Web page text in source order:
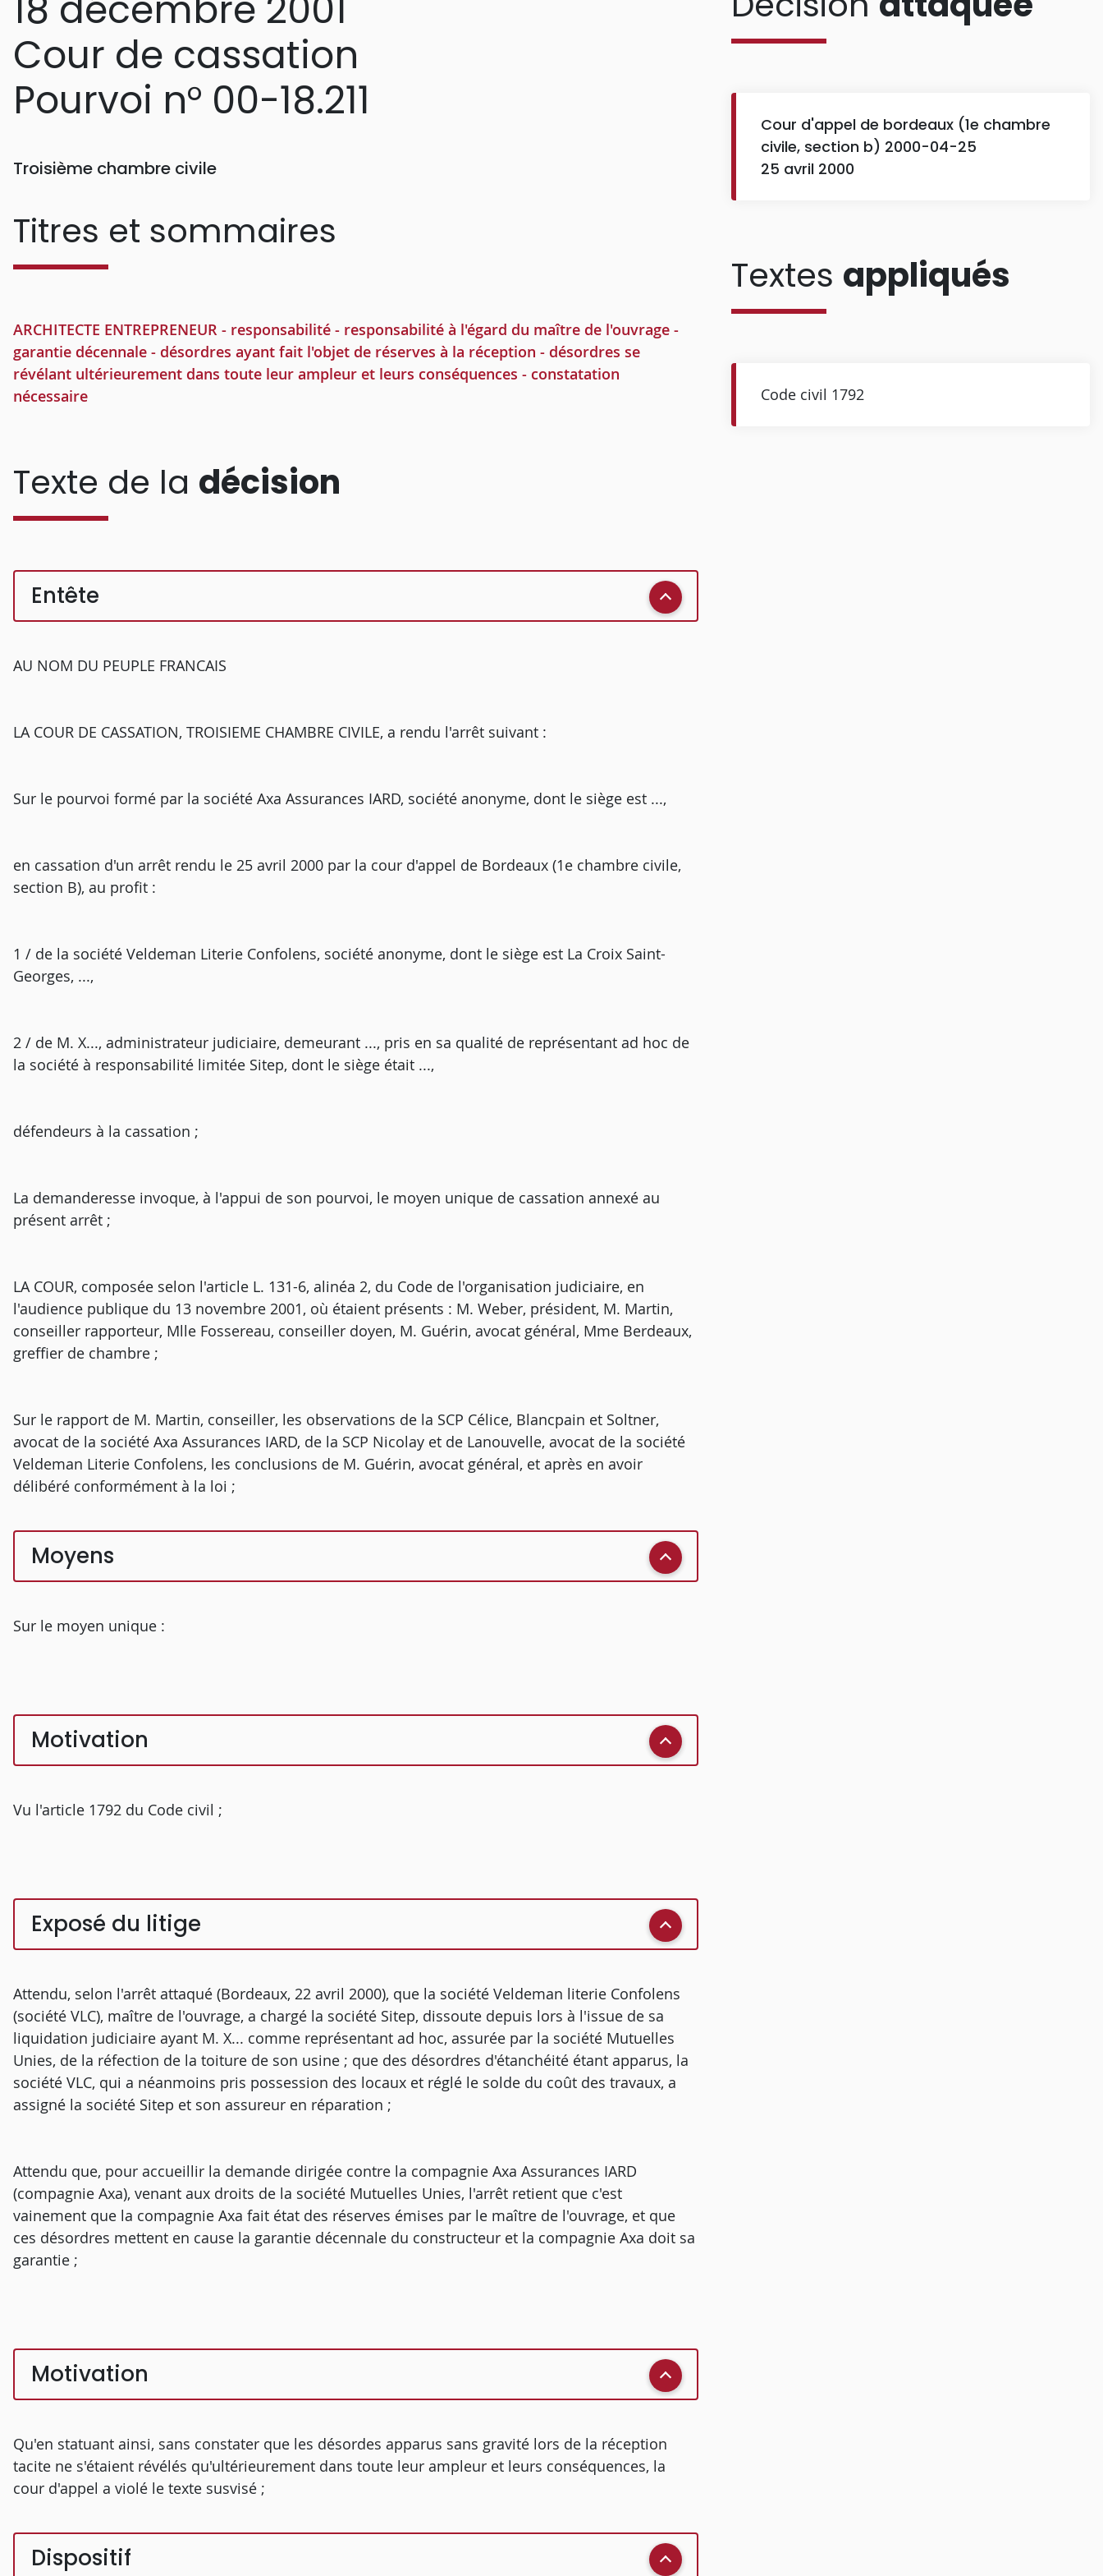
Cour de cassation
Pourvoi n° 00-18.211
Troisième chambre civile
Titres et sommaires
ARCHITECTE ENTREPRENEUR - responsabilité - responsabilité à l'égard du maître de l'ouvrage -
garantie décennale - désordres ayant fait l'objet de réserves à la réception - désordres se
révélant ultérieurement dans toute leur ampleur et leurs conséquences - constatation
nécessaire
Texte de la décision
Entête
AU NOM DU PEUPLE FRANCAIS
LA COUR DE CASSATION, TROISIEME CHAMBRE CIVILE, a rendu l'arrêt suivant :
Sur le pourvoi formé par la société Axa Assurances IARD, société anonyme, dont le siège est ...,
en cassation d'un arrêt rendu le 25 avril 2000 par la cour d'appel de Bordeaux (1e chambre civile,
section B), au profit :
1 / de la société Veldeman Literie Confolens, société anonyme, dont le siège est La Croix Saint-
Georges, ...,
2 / de M. X..., administrateur judiciaire, demeurant ..., pris en sa qualité de représentant ad hoc de
la société à responsabilité limitée Sitep, dont le siège était ...,
défendeurs à la cassation ;
La demanderesse invoque, à l'appui de son pourvoi, le moyen unique de cassation annexé au
présent arrêt ;
LA COUR, composée selon l'article L. 131-6, alinéa 2, du Code de l'organisation judiciaire, en
l'audience publique du 13 novembre 2001, où étaient présents : M. Weber, président, M. Martin,
conseiller rapporteur, Mlle Fossereau, conseiller doyen, M. Guérin, avocat général, Mme Berdeaux,
greffier de chambre ;
Sur le rapport de M. Martin, conseiller, les observations de la SCP Célice, Blancpain et Soltner,
avocat de la société Axa Assurances IARD, de la SCP Nicolay et de Lanouvelle, avocat de la société
Veldeman Literie Confolens, les conclusions de M. Guérin, avocat général, et après en avoir
délibéré conformément à la loi ;
Moyens
Sur le moyen unique :
Motivation
Vu l'article 1792 du Code civil ;
Exposé du litige
Attendu, selon l'arrêt attaqué (Bordeaux, 22 avril 2000), que la société Veldeman literie Confolens
(société VLC), maître de l'ouvrage, a chargé la société Sitep, dissoute depuis lors à l'issue de sa
liquidation judiciaire ayant M. X... comme représentant ad hoc, assurée par la société Mutuelles
Unies, de la réfection de la toiture de son usine ; que des désordres d'étanchéité étant apparus, la
société VLC, qui a néanmoins pris possession des locaux et réglé le solde du coût des travaux, a
assigné la société Sitep et son assureur en réparation ;
Attendu que, pour accueillir la demande dirigée contre la compagnie Axa Assurances IARD
(compagnie Axa), venant aux droits de la société Mutuelles Unies, l'arrêt retient que c'est
vainement que la compagnie Axa fait état des réserves émises par le maître de l'ouvrage, et que
ces désordres mettent en cause la garantie décennale du constructeur et la compagnie Axa doit sa
garantie ;
Motivation
Qu'en statuant ainsi, sans constater que les désordes apparus sans gravité lors de la réception
tacite ne s'étaient révélés qu'ultérieurement dans toute leur ampleur et leurs conséquences, la
cour d'appel a violé le texte susvisé ;
Dispositif
Cour d'appel de bordeaux (1e chambre
civile, section b) 2000-04-25
25 avril 2000
Textes appliqués
Code civil 1792